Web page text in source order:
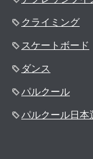
クライミング
スケートボード
ダンス
パルクール
パルクール日本